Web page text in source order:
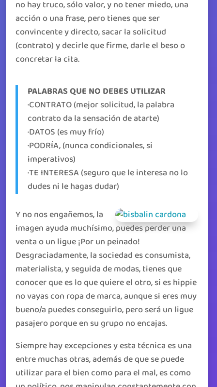
no hay truco, sólo valor, y no tener miedo, una
acción o una frase, pero tienes que ser
convincente y directo, sacar la solicitud
(contrato) y decirle que firme, darle el beso o
concretar la cita.
PALABRAS QUE NO DEBES UTILIZAR
·CONTRATO (mejor solicitud, la palabra
contrato da la sensación de atarte)
·DATOS (es muy frío)
·PODRÍA, (nunca condicionales, si
imperativos)
·TE INTERESA (seguro que le interesa no lo
dudes ni le hagas dudar)
Y no nos engañemos, la
imagen ayuda muchísimo, puedes perder una
venta o un ligue ¡Por un peinado!
Desgraciadamente, la sociedad es consumista,
materialista, y seguida de modas, tienes que
conocer que es lo que quiere el otro, si es hippie
no vayas con ropa de marca, aunque si eres muy
bueno/a puedes conseguirlo, pero será un ligue
pasajero porque en su grupo no encajas.
Siempre hay excepciones y esta técnica es una
entre muchas otras, además de que se puede
utilizar para el bien como para el mal, es como